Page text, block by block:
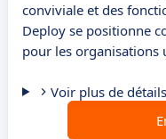
conviviale et des
Deploy se positionne
pour les organisations
Voir plus de détails